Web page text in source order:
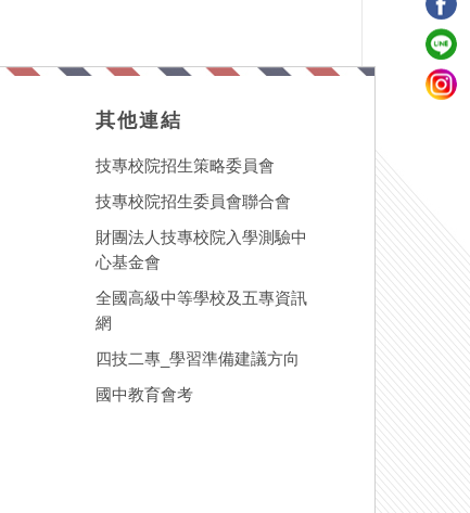
其他連結
技專校院招生策略委員會
技專校院招生委員會聯合會
財團法人技專校院入學測驗中
心基金會
全國高級中等學校及五專資訊
網
四技二專_學習準備建議方向
國中教育會考